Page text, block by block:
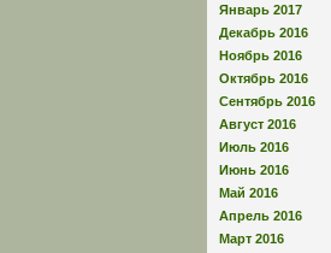
Январь 2017
Декабрь 2016
Ноябрь 2016
Октябрь 2016
Сентябрь 2016
Август 2016
Июль 2016
Июнь 2016
Май 2016
Апрель 2016
Март 2016